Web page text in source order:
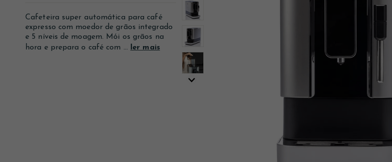
Cafeteira super automática para café
expresso com moedor de grãos integrado
e 5 níveis de moagem. Mói os grãos na
hora e prepara o café com ...
ler mais